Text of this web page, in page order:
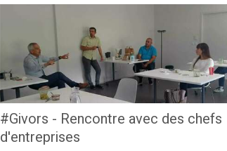
#Givors - Rencontre avec des chefs
d'entreprises